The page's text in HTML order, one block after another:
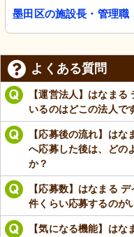
墨田区の施設長・管理職
よくある質問
【運営法人】はなま
いるのはどこの法人で
【応募後の流れ】は
へ応募した後は、どの
か？
【応募数】はなまる
件くらい応募するのが
【気になる機能】は